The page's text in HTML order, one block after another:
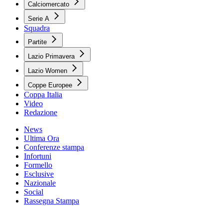
Calciomercato
Serie A
Squadra
Partite
Lazio Primavera
Lazio Women
Coppe Europee
Coppa Italia
Video
Redazione
News
Ultima Ora
Conferenze stampa
Infortuni
Formello
Esclusive
Nazionale
Social
Rassegna Stampa